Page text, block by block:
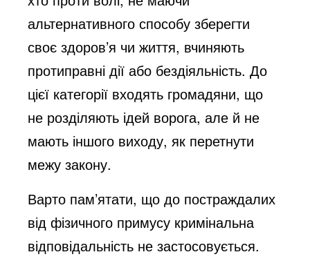
альтернативного способу зберегти
своє здоров’я чи життя, вчиняють
протиправні дії або бездіяльність. До
цієї категорії входять громадяни, що
не розділяють ідей ворога, але й не
мають іншого виходу, як перетнути
межу закону.
Варто пам’ятати, що до постраждалих
від фізичного примусу кримінальна
відповідальність не застосовується.